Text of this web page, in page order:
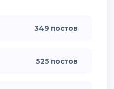
349 постов
525 постов